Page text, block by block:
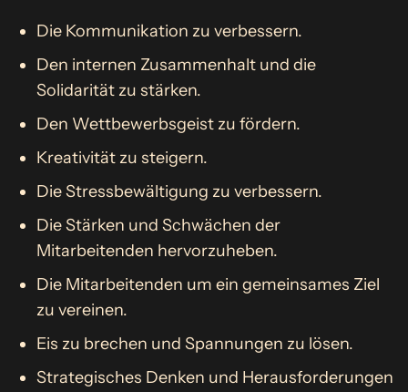
Die Kommunikation zu verbessern.
Den internen Zusammenhalt und die
Solidarität zu stärken.
Den Wettbewerbsgeist zu fördern.
Kreativität zu steigern.
Die Stressbewältigung zu verbessern.
Die Stärken und Schwächen der
Mitarbeitenden hervorzuheben.
Die Mitarbeitenden um ein gemeinsames Ziel
zu vereinen.
Eis zu brechen und Spannungen zu lösen.
Strategisches Denken und Herausforderungen